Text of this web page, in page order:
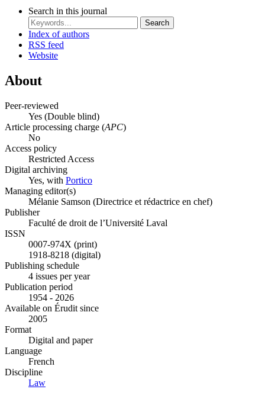
Search in this journal
Search
Index of authors
RSS feed
Website
About
Peer-reviewed
Yes (Double blind)
Article processing charge (APC)
No
Access policy
Restricted Access
Digital archiving
Yes, with Portico
Managing editor(s)
Mélanie Samson (Directrice et rédactrice en chef)
Publisher
Faculté de droit de l’Université Laval
ISSN
0007-974X (print)
1918-8218 (digital)
Publishing schedule
4 issues per year
Publication period
1954 - 2026
Available on Érudit since
2005
Format
Digital and paper
Language
French
Discipline
Law